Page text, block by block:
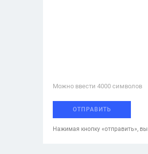
Можно ввести 4000 cимволов
ОТПРАВИТЬ
Нажимая кнопку «отправить»,